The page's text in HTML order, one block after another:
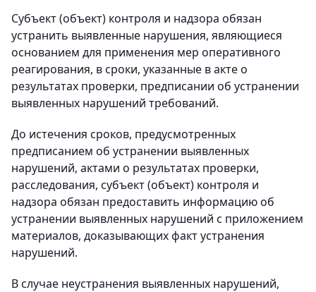
Субъект (объект) контроля и надзора обязан
устранить выявленные нарушения, являющиеся
основанием для применения мер оперативного
реагирования, в сроки, указанные в акте о
результатах проверки, предписании об устранении
выявленных нарушений требований.
До истечения сроков, предусмотренных
предписанием об устранении выявленных
нарушений, актами о результатах проверки,
расследования, субъект (объект) контроля и
надзора обязан предоставить информацию об
устранении выявленных нарушений с приложением
материалов, доказывающих факт устранения
нарушений.
В случае неустранения выявленных нарушений,